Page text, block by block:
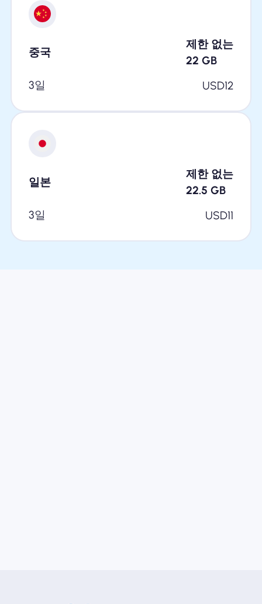
중국
제한 없는
22 GB
3일
USD12
일본
제한 없는
22.5 GB
3일
USD11